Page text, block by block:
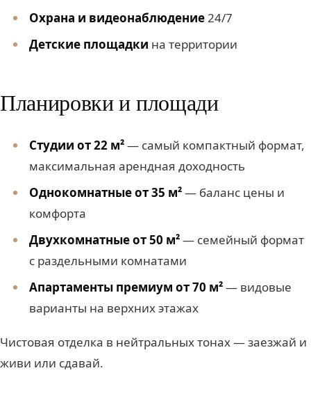
Охрана и видеонаблюдение24/7
Детские площадки на территории
Планировки и площади
Студии от 22 м²— самый компактный формат,
максимальная арендная доходность
Однокомнатные от 35 м²— баланс цены и
комфорта
Двухкомнатные от 50 м²— семейный формат
с раздельными комнатами
Апартаменты премиум от 70 м²— видовые
варианты на верхних этажах
Чистовая отделка в нейтральных тонах — заезжай и
живи или сдавай.